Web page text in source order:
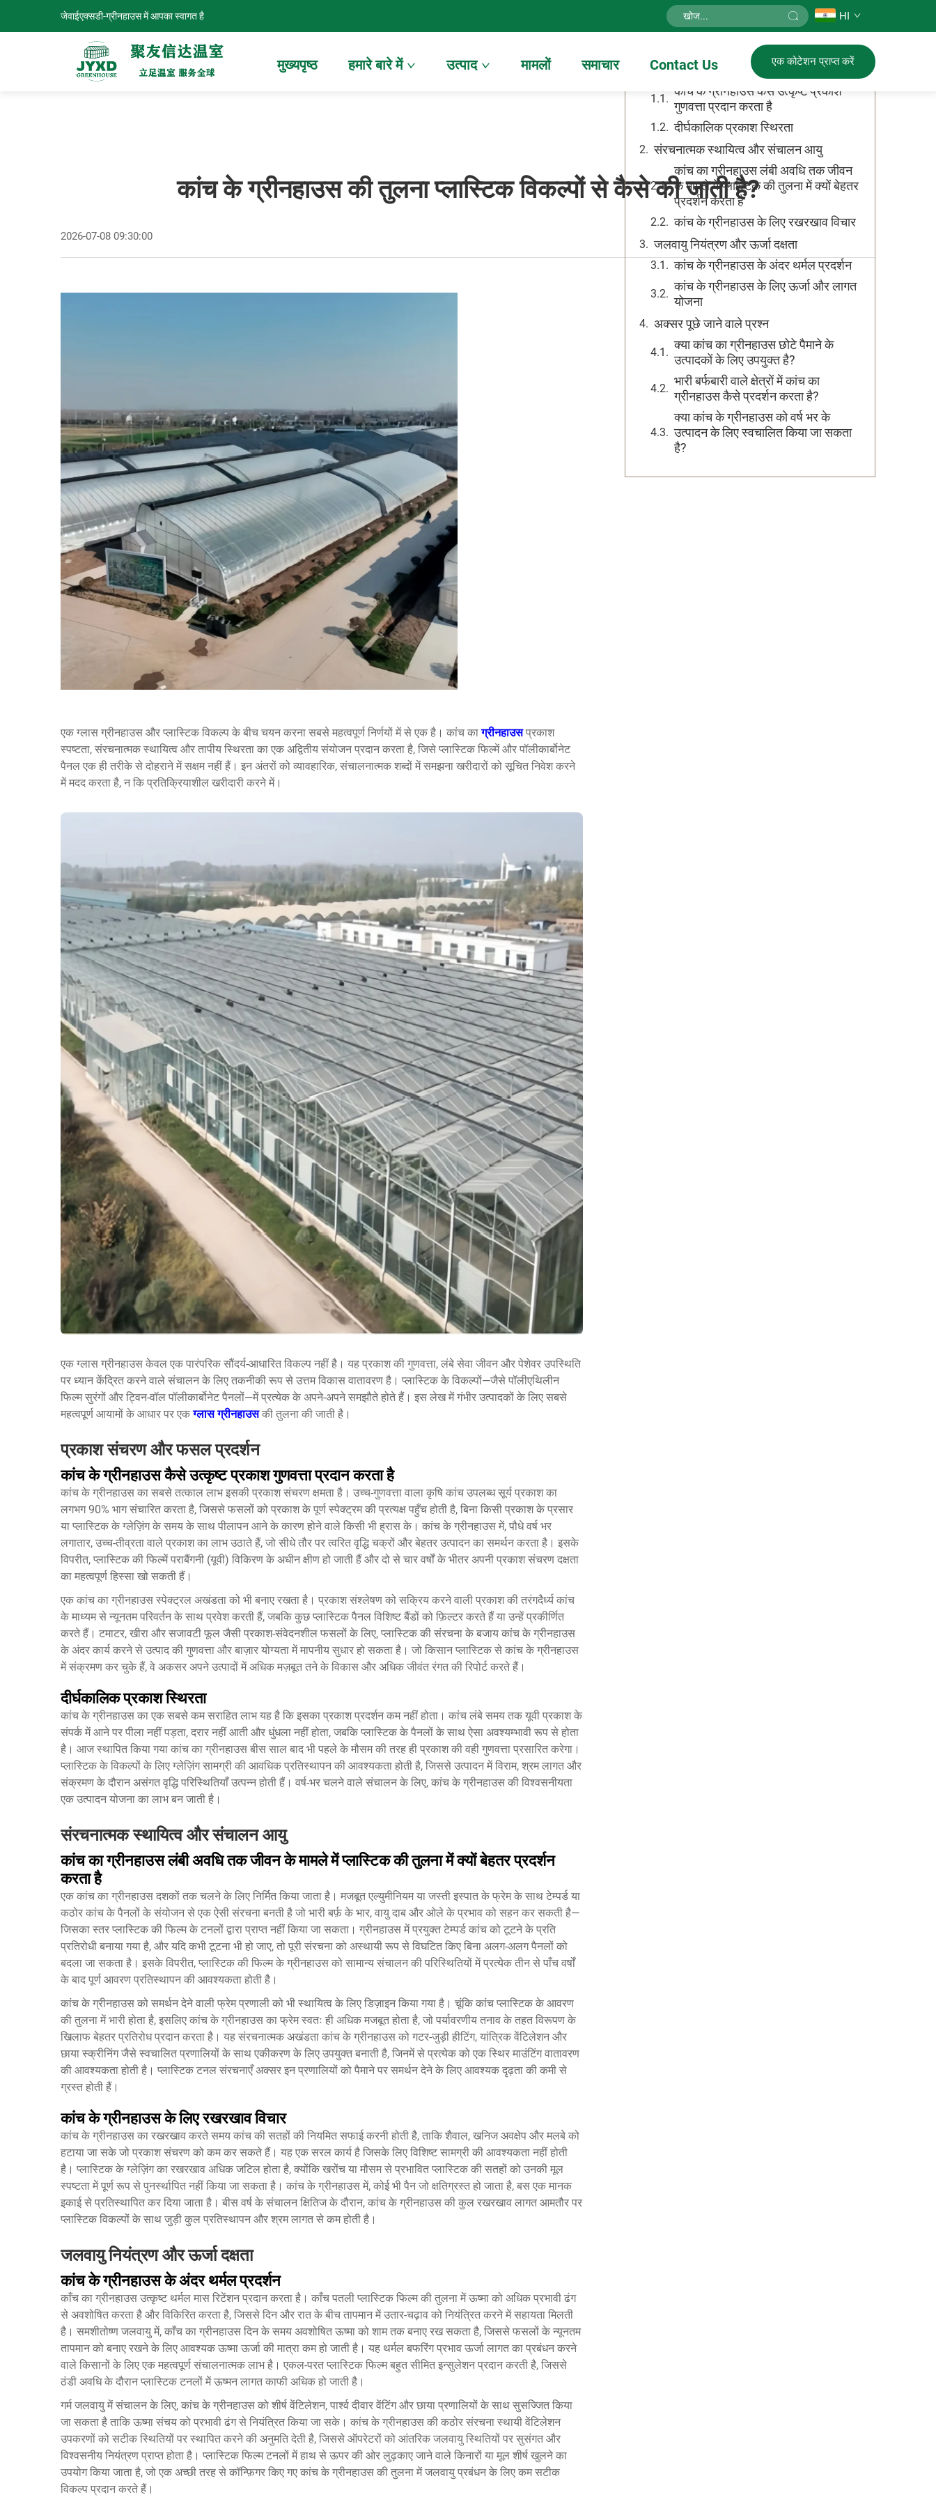
जेवाईएक्सडी-ग्रीनहाउस में आपका स्वागत है HI
मुख्यपृष्ठ हमारे बारे में उत्पाद मामलों समाचार Contact Us एक कोटेशन प्राप्त करें
कांच के ग्रीनहाउस की तुलना प्लास्टिक विकल्पों से कैसे की जाती है?
2026-07-08 09:30:00
एक ग्लास ग्रीनहाउस और प्लास्टिक विकल्प के बीच चयन करना सबसे महत्वपूर्ण निर्णयों में से एक है। कांच काग्रीनहाउसप्रकाश
स्पष्टता, संरचनात्मक स्थायित्व और तापीय स्थिरता का एक अद्वितीय संयोजन प्रदान करता है, जिसे प्लास्टिक फिल्में और पॉलीकार्बोनेट
पैनल एक ही तरीके से दोहराने में सक्षम नहीं हैं। इन अंतरों को व्यावहारिक, संचालनात्मक शब्दों में समझना खरीदारों को सूचित निवेश करने
में मदद करता है, न कि प्रतिक्रियाशील खरीदारी करने में।
एक ग्लास ग्रीनहाउस केवल एक पारंपरिक सौंदर्य-आधारित विकल्प नहीं है। यह प्रकाश की गुणवत्ता, लंबे सेवा जीवन और पेशेवर उपस्थिति
पर ध्यान केंद्रित करने वाले संचालन के लिए तकनीकी रूप से उत्तम विकास वातावरण है। प्लास्टिक के विकल्पों—जैसे पॉलीएथिलीन
फिल्म सुरंगों और ट्विन-वॉल पॉलीकार्बोनेट पैनलों—में प्रत्येक के अपने-अपने समझौते होते हैं। इस लेख में गंभीर उत्पादकों के लिए सबसे
महत्वपूर्ण आयामों के आधार पर एकग्लास ग्रीनहाउसकी तुलना की जाती है।
प्रकाश संचरण और फसल प्रदर्शन
कांच के ग्रीनहाउस कैसे उत्कृष्ट प्रकाश गुणवत्ता प्रदान करता है
कांच के ग्रीनहाउस का सबसे तत्काल लाभ इसकी प्रकाश संचरण क्षमता है। उच्च-गुणवत्ता वाला कृषि कांच उपलब्ध सूर्य प्रकाश का
लगभग 90% भाग संचारित करता है, जिससे फसलों को प्रकाश के पूर्ण स्पेक्ट्रम की प्रत्यक्ष पहुँच होती है, बिना किसी प्रकाश के प्रसार
या प्लास्टिक के ग्लेज़िंग के समय के साथ पीलापन आने के कारण होने वाले किसी भी ह्रास के। कांच के ग्रीनहाउस में, पौधे वर्ष भर
लगातार, उच्च-तीव्रता वाले प्रकाश का लाभ उठाते हैं, जो सीधे तौर पर त्वरित वृद्धि चक्रों और बेहतर उत्पादन का समर्थन करता है। इसके
विपरीत, प्लास्टिक की फिल्में पराबैंगनी (यूवी) विकिरण के अधीन क्षीण हो जाती हैं और दो से चार वर्षों के भीतर अपनी प्रकाश संचरण दक्षता
का महत्वपूर्ण हिस्सा खो सकती हैं।
एक कांच का ग्रीनहाउस स्पेक्ट्रल अखंडता को भी बनाए रखता है। प्रकाश संश्लेषण को सक्रिय करने वाली प्रकाश की तरंगदैर्ध्य कांच
के माध्यम से न्यूनतम परिवर्तन के साथ प्रवेश करती हैं, जबकि कुछ प्लास्टिक पैनल विशिष्ट बैंडों को फ़िल्टर करते हैं या उन्हें प्रकीर्णित
करते हैं। टमाटर, खीरा और सजावटी फूल जैसी प्रकाश-संवेदनशील फसलों के लिए, प्लास्टिक की संरचना के बजाय कांच के ग्रीनहाउस
के अंदर कार्य करने से उत्पाद की गुणवत्ता और बाज़ार योग्यता में मापनीय सुधार हो सकता है। जो किसान प्लास्टिक से कांच के ग्रीनहाउस
में संक्रमण कर चुके हैं, वे अकसर अपने उत्पादों में अधिक मज़बूत तने के विकास और अधिक जीवंत रंगत की रिपोर्ट करते हैं।
दीर्घकालिक प्रकाश स्थिरता
कांच के ग्रीनहाउस का एक सबसे कम सराहित लाभ यह है कि इसका प्रकाश प्रदर्शन कम नहीं होता। कांच लंबे समय तक यूवी प्रकाश के
संपर्क में आने पर पीला नहीं पड़ता, दरार नहीं आती और धुंधला नहीं होता, जबकि प्लास्टिक के पैनलों के साथ ऐसा अवश्यम्भावी रूप से होता
है। आज स्थापित किया गया कांच का ग्रीनहाउस बीस साल बाद भी पहले के मौसम की तरह ही प्रकाश की वही गुणवत्ता प्रसारित करेगा।
प्लास्टिक के विकल्पों के लिए ग्लेज़िंग सामग्री की आवधिक प्रतिस्थापन की आवश्यकता होती है, जिससे उत्पादन में विराम, श्रम लागत और
संक्रमण के दौरान असंगत वृद्धि परिस्थितियाँ उत्पन्न होती हैं। वर्ष-भर चलने वाले संचालन के लिए, कांच के ग्रीनहाउस की विश्वसनीयता
एक उत्पादन योजना का लाभ बन जाती है।
संरचनात्मक स्थायित्व और संचालन आयु
कांच का ग्रीनहाउस लंबी अवधि तक जीवन के मामले में प्लास्टिक की तुलना में क्यों बेहतर प्रदर्शन
करता है
एक कांच का ग्रीनहाउस दशकों तक चलने के लिए निर्मित किया जाता है। मजबूत एल्युमीनियम या जस्ती इस्पात के फ्रेम के साथ टेम्पर्ड या
कठोर कांच के पैनलों के संयोजन से एक ऐसी संरचना बनती है जो भारी बर्फ़ के भार, वायु दाब और ओले के प्रभाव को सहन कर सकती है—
जिसका स्तर प्लास्टिक की फिल्म के टनलों द्वारा प्राप्त नहीं किया जा सकता। ग्रीनहाउस में प्रयुक्त टेम्पर्ड कांच को टूटने के प्रति
प्रतिरोधी बनाया गया है, और यदि कभी टूटना भी हो जाए, तो पूरी संरचना को अस्थायी रूप से विघटित किए बिना अलग-अलग पैनलों को
बदला जा सकता है। इसके विपरीत, प्लास्टिक की फिल्म के ग्रीनहाउस को सामान्य संचालन की परिस्थितियों में प्रत्येक तीन से पाँच वर्षों
के बाद पूर्ण आवरण प्रतिस्थापन की आवश्यकता होती है।
कांच के ग्रीनहाउस को समर्थन देने वाली फ्रेम प्रणाली को भी स्थायित्व के लिए डिज़ाइन किया गया है। चूंकि कांच प्लास्टिक के आवरण
की तुलना में भारी होता है, इसलिए कांच के ग्रीनहाउस का फ्रेम स्वतः ही अधिक मजबूत होता है, जो पर्यावरणीय तनाव के तहत विरूपण के
खिलाफ बेहतर प्रतिरोध प्रदान करता है। यह संरचनात्मक अखंडता कांच के ग्रीनहाउस को गटर-जुड़ी हीटिंग, यांत्रिक वेंटिलेशन और
छाया स्क्रीनिंग जैसे स्वचालित प्रणालियों के साथ एकीकरण के लिए उपयुक्त बनाती है, जिनमें से प्रत्येक को एक स्थिर माउंटिंग वातावरण
की आवश्यकता होती है। प्लास्टिक टनल संरचनाएँ अक्सर इन प्रणालियों को पैमाने पर समर्थन देने के लिए आवश्यक दृढ़ता की कमी से
ग्रस्त होती हैं।
कांच के ग्रीनहाउस के लिए रखरखाव विचार
कांच के ग्रीनहाउस का रखरखाव करते समय कांच की सतहों की नियमित सफाई करनी होती है, ताकि शैवाल, खनिज अवक्षेप और मलबे को
हटाया जा सके जो प्रकाश संचरण को कम कर सकते हैं। यह एक सरल कार्य है जिसके लिए विशिष्ट सामग्री की आवश्यकता नहीं होती
है। प्लास्टिक के ग्लेज़िंग का रखरखाव अधिक जटिल होता है, क्योंकि खरोंच या मौसम से प्रभावित प्लास्टिक की सतहों को उनकी मूल
स्पष्टता में पूर्ण रूप से पुनर्स्थापित नहीं किया जा सकता है। कांच के ग्रीनहाउस में, कोई भी पैन जो क्षतिग्रस्त हो जाता है, बस एक मानक
इकाई से प्रतिस्थापित कर दिया जाता है। बीस वर्ष के संचालन क्षितिज के दौरान, कांच के ग्रीनहाउस की कुल रखरखाव लागत आमतौर पर
प्लास्टिक विकल्पों के साथ जुड़ी कुल प्रतिस्थापन और श्रम लागत से कम होती है।
जलवायु नियंत्रण और ऊर्जा दक्षता
कांच के ग्रीनहाउस के अंदर थर्मल प्रदर्शन
काँच का ग्रीनहाउस उत्कृष्ट थर्मल मास रिटेंशन प्रदान करता है। काँच पतली प्लास्टिक फिल्म की तुलना में ऊष्मा को अधिक प्रभावी ढंग
से अवशोषित करता है और विकिरित करता है, जिससे दिन और रात के बीच तापमान में उतार-चढ़ाव को नियंत्रित करने में सहायता मिलती
है। समशीतोष्ण जलवायु में, काँच का ग्रीनहाउस दिन के समय अवशोषित ऊष्मा को शाम तक बनाए रख सकता है, जिससे फसलों के न्यूनतम
तापमान को बनाए रखने के लिए आवश्यक ऊष्मा ऊर्जा की मात्रा कम हो जाती है। यह थर्मल बफरिंग प्रभाव ऊर्जा लागत का प्रबंधन करने
वाले किसानों के लिए एक महत्वपूर्ण संचालनात्मक लाभ है। एकल-परत प्लास्टिक फिल्म बहुत सीमित इन्सुलेशन प्रदान करती है, जिससे
ठंडी अवधि के दौरान प्लास्टिक टनलों में ऊष्मन लागत काफी अधिक हो जाती है।
गर्म जलवायु में संचालन के लिए, कांच के ग्रीनहाउस को शीर्ष वेंटिलेशन, पार्श्व दीवार वेंटिंग और छाया प्रणालियों के साथ सुसज्जित किया
जा सकता है ताकि ऊष्मा संचय को प्रभावी ढंग से नियंत्रित किया जा सके। कांच के ग्रीनहाउस की कठोर संरचना स्थायी वेंटिलेशन
उपकरणों को सटीक स्थितियों पर स्थापित करने की अनुमति देती है, जिससे ऑपरेटरों को आंतरिक जलवायु स्थितियों पर सुसंगत और
विश्वसनीय नियंत्रण प्राप्त होता है। प्लास्टिक फिल्म टनलों में हाथ से ऊपर की ओर लुढ़काए जाने वाले किनारों या मूल शीर्ष खुलने का
उपयोग किया जाता है, जो एक अच्छी तरह से कॉन्फ़िगर किए गए कांच के ग्रीनहाउस की तुलना में जलवायु प्रबंधन के लिए कम सटीक
विकल्प प्रदान करते हैं।
विषय-सूची
प्रकाश संचरण और फसल प्रदर्शन
कांच के ग्रीनहाउस कैसे उत्कृष्ट प्रकाश
गुणवत्ता प्रदान करता है
दीर्घकालिक प्रकाश स्थिरता
संरचनात्मक स्थायित्व और संचालन आयु
कांच का ग्रीनहाउस लंबी अवधि तक जीवन
के मामले में प्लास्टिक की तुलना में क्यों बेहतर
प्रदर्शन करता है
कांच के ग्रीनहाउस के लिए रखरखाव विचार
जलवायु नियंत्रण और ऊर्जा दक्षता
कांच के ग्रीनहाउस के अंदर थर्मल प्रदर्शन
कांच के ग्रीनहाउस के लिए ऊर्जा और लागत
योजना
अक्सर पूछे जाने वाले प्रश्न
क्या कांच का ग्रीनहाउस छोटे पैमाने के
उत्पादकों के लिए उपयुक्त है?
भारी बर्फबारी वाले क्षेत्रों में कांच का
ग्रीनहाउस कैसे प्रदर्शन करता है?
क्या कांच के ग्रीनहाउस को वर्ष भर के
उत्पादन के लिए स्वचालित किया जा सकता
है?